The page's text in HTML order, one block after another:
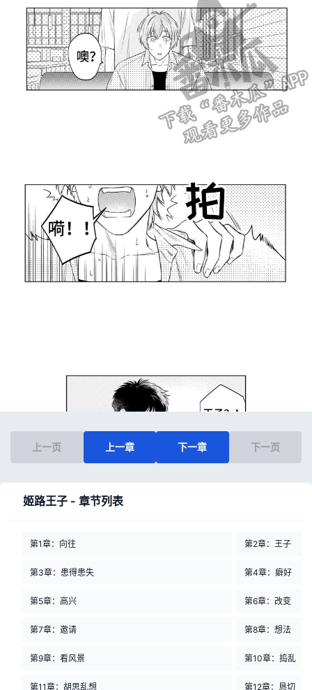
上一页 上一章 下一章 下一页
姬路王子 - 章节列表
第1章：向往 第2章：王子
第3章：患得患失 第4章：癖好
第5章：高兴 第6章：改变
第7章：邀请 第8章：想法
第9章：看风景 第10章：捣乱
第11章：胡思乱想 第12章：恳切